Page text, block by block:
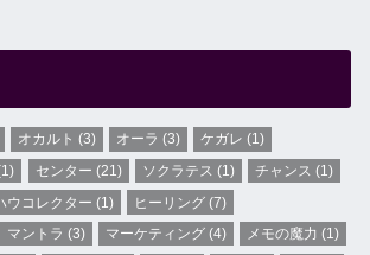
オカルト (3) オーラ (3) ケガレ (1)
センター (21) ソクラテス (1) チャンス (1)
ウコレクター (1) ヒーリング(7)
マントラ (3) マーケティング(4) メモの魔力 (1)